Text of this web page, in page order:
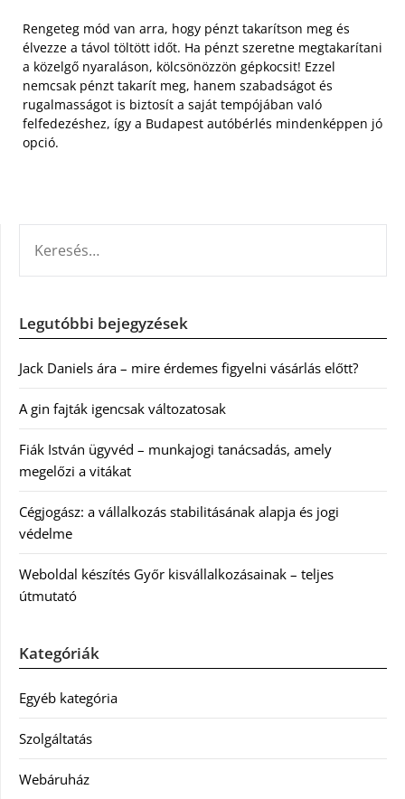
Rengeteg mód van arra, hogy pénzt takarítson meg és
élvezze a távol töltött időt. Ha pénzt szeretne megtakarítani
a közelgő nyaraláson, kölcsönözzön gépkocsit! Ezzel
nemcsak pénzt takarít meg, hanem szabadságot és
rugalmasságot is biztosít a saját tempójában való
felfedezéshez, így a Budapest autóbérlés mindenképpen jó
opció.
Legutóbbi bejegyzések
Jack Daniels ára – mire érdemes figyelni vásárlás előtt?
A gin fajták igencsak változatosak
Fiák István ügyvéd – munkajogi tanácsadás, amely
megelőzi a vitákat
Cégjogász: a vállalkozás stabilitásának alapja és jogi
védelme
Weboldal készítés Győr kisvállalkozásainak – teljes
útmutató
Kategóriák
Egyéb kategória
Szolgáltatás
Webáruház